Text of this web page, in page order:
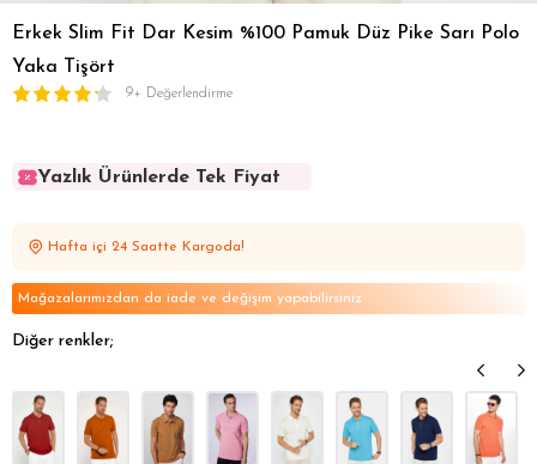
Erkek Slim Fit Dar Kesim %100 Pamuk Düz Pike Sarı Polo
Yaka Tişört
9+ Değerlendirme
Yazlık Ürünlerde Tek Fiyat
Yazlık Ürünlerde Tek Fiyat
Hafta içi 24 Saatte Kargoda!
Mağazalarımızdan da iade ve değişim yapabilirsiniz
Diğer renkler;